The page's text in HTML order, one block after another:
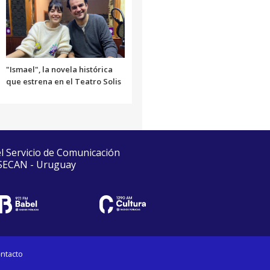
"Ismael", la novela histórica
que estrena en el Teatro Solis
de Comunicación
- Uruguay